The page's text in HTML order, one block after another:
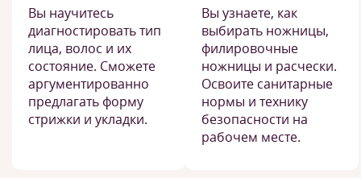
Вы научитесь
диагностировать тип
лица, волос и их
состояние. Сможете
аргументированно
предлагать форму
стрижки и укладки.
Вы узнаете, как
выбирать ножницы,
филировочные
ножницы и расчески.
Освоите санитарные
нормы и технику
безопасности на
рабочем месте.